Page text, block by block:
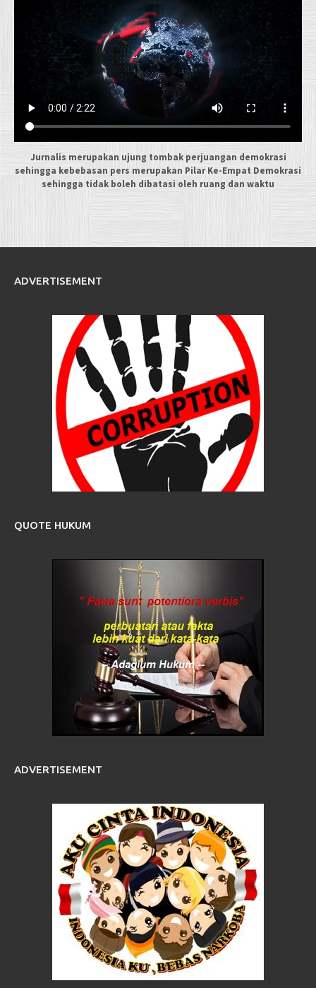
Jurnalis merupakan ujung tombak perjuangan demokrasi
sehingga kebebasan pers merupakan Pilar Ke-Empat Demokrasi
sehingga tidak boleh dibatasi oleh ruang dan waktu
ADVERTISEMENT
QUOTE HUKUM
ADVERTISEMENT